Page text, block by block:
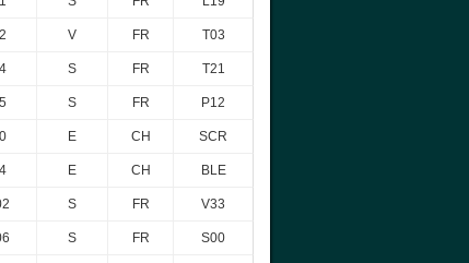
V FR T03
S FR T21
S FR P12
E CH SCR
E CH BLE
S FR V33
S FR S00